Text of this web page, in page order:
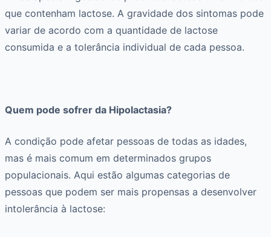
que contenham lactose. A gravidade dos sintomas pode
variar de acordo com a quantidade de lactose
consumida e a tolerância individual de cada pessoa.
Quem pode sofrer da Hipolactasia?
A condição pode afetar pessoas de todas as idades,
mas é mais comum em determinados grupos
populacionais. Aqui estão algumas categorias de
pessoas que podem ser mais propensas a desenvolver
intolerância à lactose: